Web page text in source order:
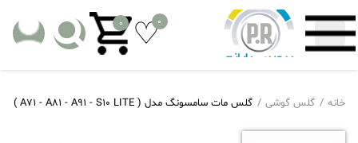
0
0
خانه گلس گوشی گلس مات سامسونگ مدل ( A71 - A81 - A91 - S10 LITE )